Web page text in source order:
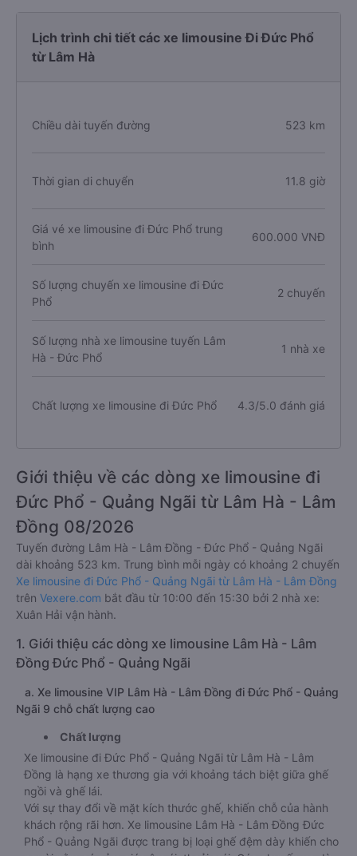
Lịch trình chi tiết các xe limousine Đi Đức Phổ
từ Lâm Hà
Chiều dài tuyến đường 523 km
Thời gian di chuyển 11.8 giờ
Giá vé xe limousine đi Đức Phổ trung
bình
600.000 VNĐ
Số lượng chuyến xe limousine đi Đức
Phổ
2 chuyến
Số lượng nhà xe limousine tuyến Lâm
Hà - Đức Phổ
1 nhà xe
Chất lượng xe limousine đi Đức Phổ 4.3/5.0 đánh giá
Giới thiệu về các dòng xe limousine đi
Đức Phổ - Quảng Ngãi từ Lâm Hà - Lâm
Đồng 08/2026
Tuyến đường Lâm Hà - Lâm Đồng - Đức Phổ - Quảng Ngãi
dài khoảng 523 km. Trung bình mỗi ngày có khoảng 2 chuyến
Xe limousine đi Đức Phổ - Quảng Ngãi từ Lâm Hà - Lâm Đồng
trên Vexere.com bắt đầu từ 10:00 đến 15:30 bởi 2 nhà xe:
Xuân Hải vận hành.
1. Giới thiệu các dòng xe limousine Lâm Hà - Lâm
Đồng Đức Phổ - Quảng Ngãi
a. Xe limousine VIP Lâm Hà - Lâm Đồng đi Đức Phổ - Quảng
Ngãi 9 chỗ chất lượng cao
Chất lượng
Xe limousine đi Đức Phổ - Quảng Ngãi từ Lâm Hà - Lâm
Đồng là hạng xe thương gia với khoảng tách biệt giữa ghế
ngồi và ghế lái.
Với sự thay đổi về mặt kích thước ghế, khiến chỗ của hành
khách rộng rãi hơn. Xe limousine Lâm Hà - Lâm Đồng Đức
Phổ - Quảng Ngãi được trang bị loại ghế đệm dày khiến cho